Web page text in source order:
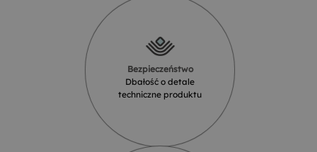
Bezpieczeństwo
Dbałość o detale
techniczne produktu